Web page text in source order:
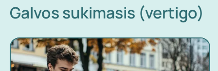
Galvos sukimasis (vertigo)